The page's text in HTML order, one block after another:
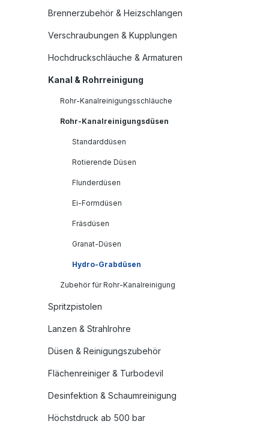
Brennerzubehör & Heizschlangen
Verschraubungen & Kupplungen
Hochdruckschläuche & Armaturen
Kanal & Rohrreinigung
Rohr-Kanalreinigungsschläuche
Rohr-Kanalreinigungsdüsen
Standarddüsen
Rotierende Düsen
Flunderdüsen
Ei-Formdüsen
Fräsdüsen
Granat-Düsen
Hydro-Grabdüsen
Zubehör für Rohr-Kanalreinigung
Spritzpistolen
Lanzen & Strahlrohre
Düsen & Reinigungszubehör
Flächenreiniger & Turbodevil
Desinfektion & Schaumreinigung
Höchstdruck ab 500 bar